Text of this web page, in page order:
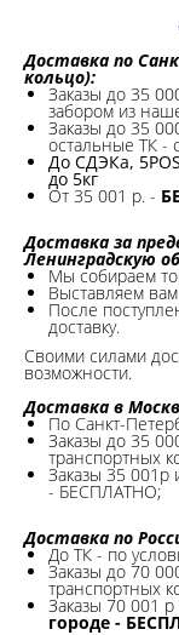
Доставка по
кольцо):
Заказы до 35
забором из
Заказы до 35
остальные ТК -
До СДЭКа,
до 5кг
От 35 001 р. -
Доставка за
Ленинградскую
Мы собираем
Выставляем
После
доставку.
Своими силами
возможности.​
Доставка в
По Санкт-
Заказы до 35
транспортных
Заказы 35 001р
- БЕСПЛАТНО;
Доставка по
До ТК - по
Заказы до 70
транспортных
Заказы 70 001
городе -